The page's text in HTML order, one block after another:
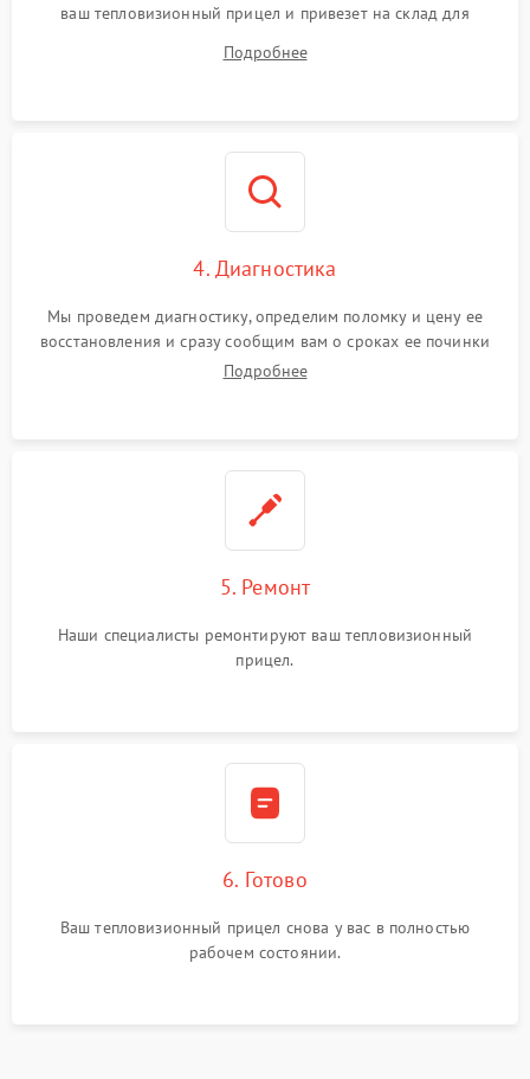
ваш тепловизионный прицел и привезет на склад для
Подробнее
4. Диагностика
Мы проведем диагностику, определим поломку и цену ее
восстановления и сразу сообщим вам о сроках ее починки
Подробнее
5. Ремонт
Наши специалисты ремонтируют ваш тепловизионный
прицел.
6. Готово
Ваш тепловизионный прицел снова у вас в полностью
рабочем состоянии.